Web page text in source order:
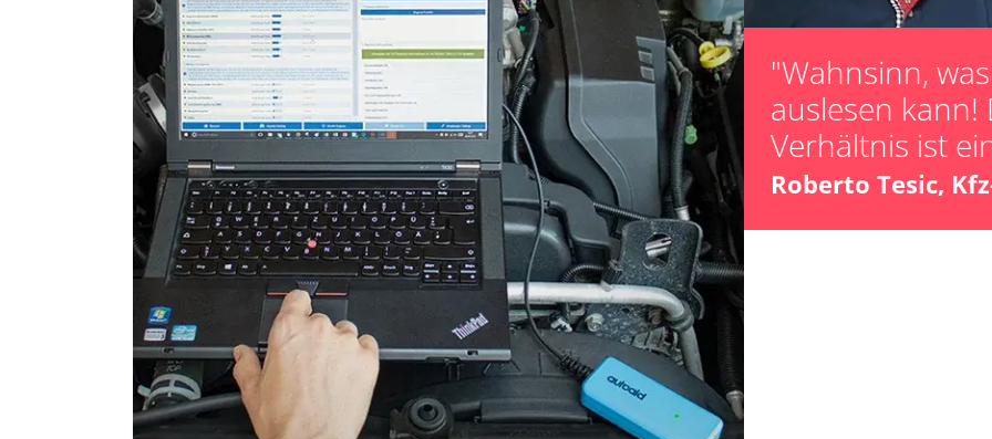
Heckklappe
Informationsanzeige
Informationselektronik
Innenraumüberwachung
Klimaanlage
Klimaanlage hinten
Kombiinstrument
Lenkradelektronik
Leuchtweitenregulierung (LWR)
Medienplayer 2
Motorsteuerung (EMS)
Motorsteuerung 2 (EMS)
Motorsteuerung 3 (EMS)
Navigationssystem
Lamdasonde
Parkbremse in
Reifendruck
Turbolader
unbekannte
"Wahnsinn,
auslesen kann!
Verhältnis ist
Roberto Tesic,